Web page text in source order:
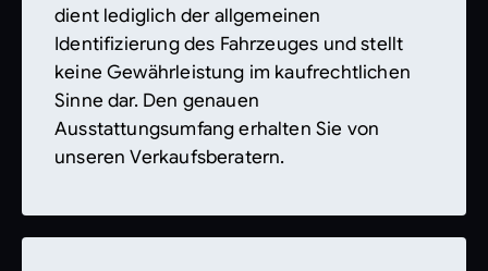
dient lediglich der allgemeinen
Identifizierung des Fahrzeuges und stellt
keine Gewährleistung im kaufrechtlichen
Sinne dar. Den genauen
Ausstattungsumfang erhalten Sie von
unseren Verkaufsberatern.